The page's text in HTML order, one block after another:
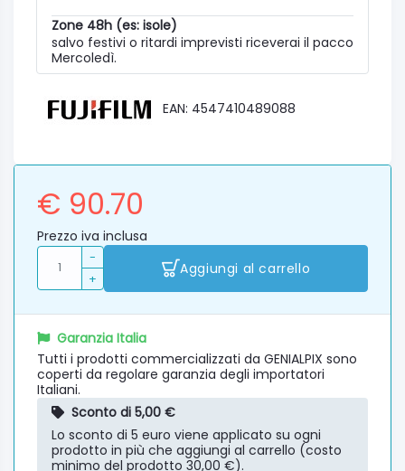
Zone 48h (es: isole)
salvo festivi o ritardi imprevisti riceverai il pacco
Mercoledì.
EAN: 4547410489088
€ 90.70
Prezzo iva inclusa
-
+
Aggiungi al carrello
Garanzia Italia
Tutti i prodotti commercializzati da GENIALPIX sono
coperti da regolare garanzia degli importatori
Italiani.
Sconto di 5,00 €
Lo sconto di 5 euro viene applicato su ogni
prodotto in più che aggiungi al carrello (costo
minimo del prodotto 30,00 €).